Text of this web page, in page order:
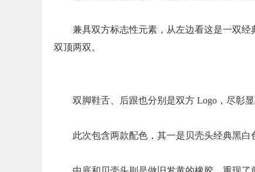
兼具双方标志性元素，从左边看这是一双
双顶两双。
双脚鞋舌、后跟也分别是双方 Logo，尽彰显
此次包含两款配色，其一是贝壳头经典黑白
中底和贝壳头则是做旧发黄的橡胶，重现